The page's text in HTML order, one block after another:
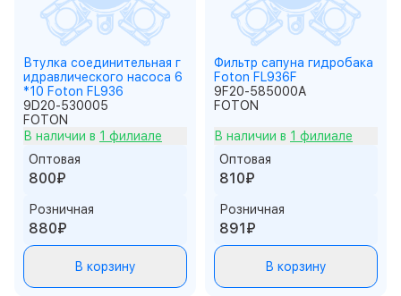
Втулка соединительная г
идравлического насоса 6
*10 Foton FL936
9D20-530005
FOTON
В наличии в 1 филиале
Оптовая
800₽
Розничная
880₽
В корзину
Фильтр сапуна гидробака
Foton FL936F
9F20-585000A
FOTON
В наличии в 1 филиале
Оптовая
810₽
Розничная
891₽
В корзину